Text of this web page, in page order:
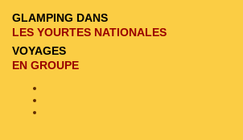
GLAMPING DANS
LES YOURTES NATIONALES
VOYAGES
EN GROUPE